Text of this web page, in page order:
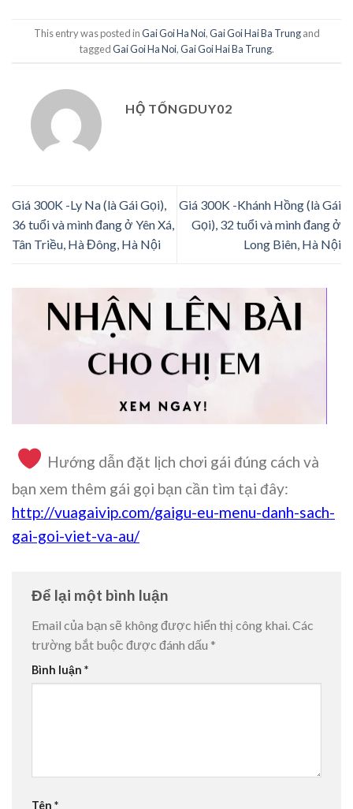
This entry was posted inGai Goi Ha Noi,Gai Goi Hai Ba Trungand
taggedGai Goi Ha Noi,Gai Goi Hai Ba Trung.
HỘ TỐNGDUY02
Giá 300K -Ly Na (là Gái Gọi),
36 tuổi và mình đang ở Yên Xá,
Tân Triều, Hà Đông, Hà Nội
Giá 300K -Khánh Hồng (là Gái
Gọi), 32 tuổi và mình đang ở
Long Biên, Hà Nội
Hướng dẫn đặt lịch chơi gái đúng cách và
bạn xem thêm gái gọi bạn cần tìm tại đây:
http://vuagaivip.com/gaigu-eu-menu-danh-sach-
gai-goi-viet-va-au/
Để lại một bình luận
Email của bạn sẽ không được hiển thị công khai. Các
trường bắt buộc được đánh dấu *
Bình luận *
Tên *